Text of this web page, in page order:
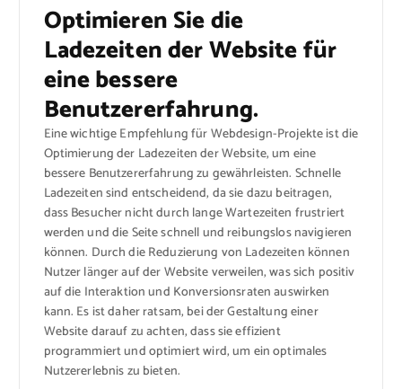
Optimieren Sie die
Ladezeiten der Website für
eine bessere
Benutzererfahrung.
Eine wichtige Empfehlung für Webdesign-Projekte ist die
Optimierung der Ladezeiten der Website, um eine
bessere Benutzererfahrung zu gewährleisten. Schnelle
Ladezeiten sind entscheidend, da sie dazu beitragen,
dass Besucher nicht durch lange Wartezeiten frustriert
werden und die Seite schnell und reibungslos navigieren
können. Durch die Reduzierung von Ladezeiten können
Nutzer länger auf der Website verweilen, was sich positiv
auf die Interaktion und Konversionsraten auswirken
kann. Es ist daher ratsam, bei der Gestaltung einer
Website darauf zu achten, dass sie effizient
programmiert und optimiert wird, um ein optimales
Nutzererlebnis zu bieten.